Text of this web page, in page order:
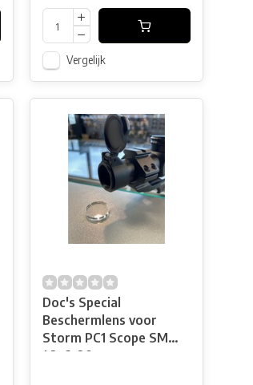
Vergelijk
Doc's Special
Beschermlens voor
Storm PC1 Scope SM
1.2-6x20